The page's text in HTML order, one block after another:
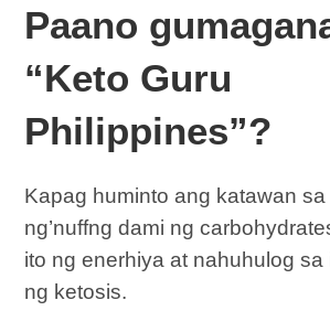
Paano
“Keto Guru
Philippines”?
Kapag huminto ang katawan
ng’nuffng dami ng
ito ng enerhiya at nahuhulog
ng ketosis.